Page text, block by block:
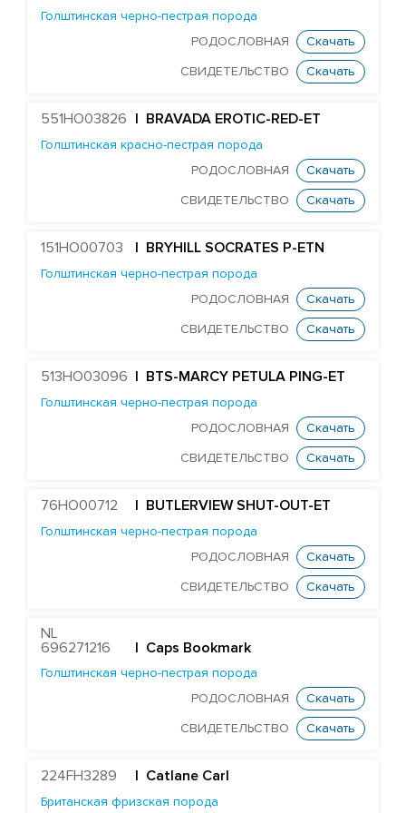
STANTONS SNOWMAN EA COLTON-ET
TJR DIRECTOR CONTROLLER-ET
EDG UNO DAREDEVIL 8369-ET
TJR DUKE DAWSON-ET
MR SUPERHERO DEDICATE-ET
MR OAK DELCO 57279-ET
Farnear Delta-Beta 241-ET
MR UNO DESIGN 1428-ET
ST GEN MT EDGE 67446-ET
STANTONS ELAPSE 6815-ET
T-GEN-AC DIXIE EXPOSURE-ET
FARNEAR-TBR-BH FLAMER-ET
EDG JABIR GAMBLER 57455-ET
EDG TANGO GASKET 57590-ET
ST GENOMICPRO GRANT-ET
FARNEAR HAMMOND-ET
Голштинская черно-пестрая порода
РОДОСЛОВНАЯ
Скачать
СВИДЕТЕЛЬСТВО Скачать
551HO03826 | BRAVADA EROTIC-RED-ET
Голштинская красно-пестрая порода
РОДОСЛОВНАЯ
Скачать
СВИДЕТЕЛЬСТВО Скачать
151HO00703 | BRYHILL SOCRATES P-ETN
Голштинская черно-пестрая порода
РОДОСЛОВНАЯ
Скачать
СВИДЕТЕЛЬСТВО Скачать
513HO03096 | BTS-MARCY PETULA PING-ET
Голштинская черно-пестрая порода
РОДОСЛОВНАЯ
Скачать
СВИДЕТЕЛЬСТВО Скачать
76HO00712 | BUTLERVIEW SHUT-OUT-ET
Голштинская черно-пестрая порода
РОДОСЛОВНАЯ
Скачать
СВИДЕТЕЛЬСТВО Скачать
NL
696271216
| Caps Bookmark
Голштинская черно-пестрая порода
РОДОСЛОВНАЯ
Скачать
СВИДЕТЕЛЬСТВО Скачать
224FH3289 | Catlane Carl
Британская фризская порода